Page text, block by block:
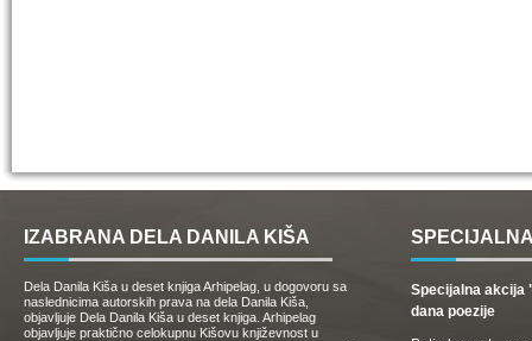
IZABRANA DELA DANILA KIŠA
Dela Danila Kiša u deset knjiga Arhipelag, u dogovoru sa
naslednicima autorskih prava na dela Danila Kiša,
objavljuje Dela Danila Kiša u deset knjiga. Arhipelag
objavljuje praktično celokupnu Kišovu književnost u
Specijalna akcija
dana poezije